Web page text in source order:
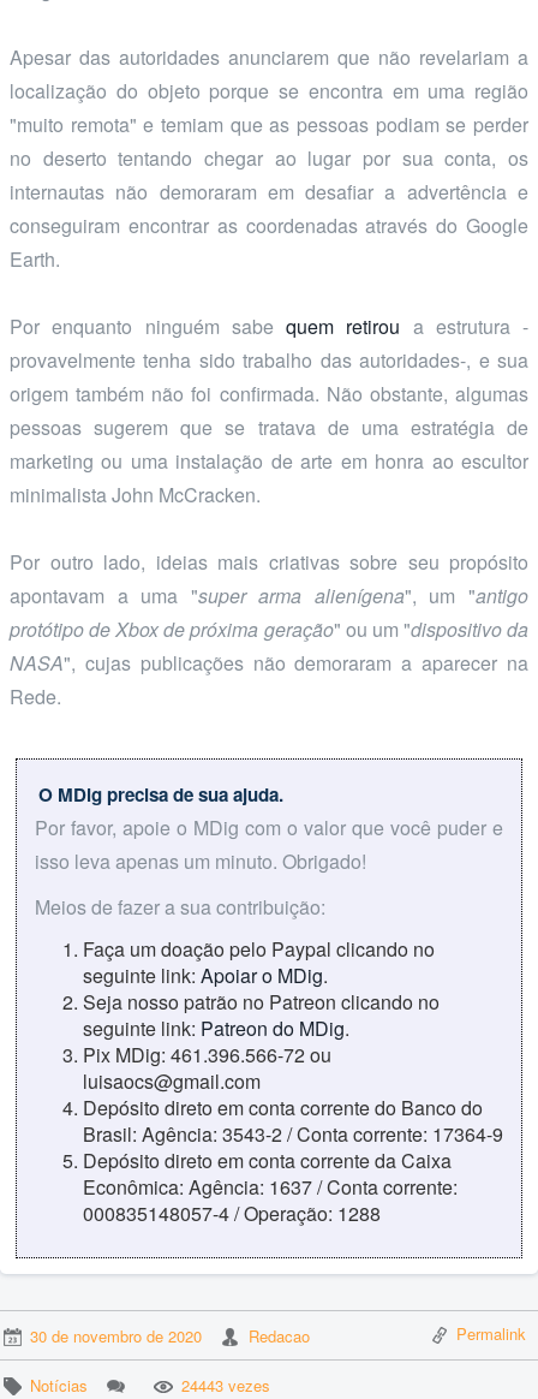
Apesar das autoridades anunciarem que não revelariam a
localização do objeto porque se encontra em uma região
"muito remota" e temiam que as pessoas podiam se perder
no deserto tentando chegar ao lugar por sua conta, os
internautas não demoraram em desafiar a advertência e
conseguiram encontrar as coordenadas através do Google
Earth.
Por enquanto ninguém sabe quem retirou a estrutura -
provavelmente tenha sido trabalho das autoridades-, e sua
origem também não foi confirmada. Não obstante, algumas
pessoas sugerem que se tratava de uma estratégia de
marketing ou uma instalação de arte em honra ao escultor
minimalista John McCracken.
Por outro lado, ideias mais criativas sobre seu propósito
apontavam a uma "super arma alienígena", um "antigo
protótipo de Xbox de próxima geração" ou um "dispositivo da
NASA", cujas publicações não demoraram a aparecer na
Rede.
O MDig precisa de sua ajuda.
Por favor, apoie o MDig com o valor que você puder e
isso leva apenas um minuto. Obrigado!
Meios de fazer a sua contribuição:
Faça um doação pelo Paypal clicando no
seguinte link: Apoiar o MDig.
Seja nosso patrão no Patreon clicando no
seguinte link: Patreon do MDig.
Pix MDig: 461.396.566-72 ou
luisaocs@gmail.com
Depósito direto em conta corrente do Banco do
Brasil: Agência: 3543-2 / Conta corrente: 17364-9
Depósito direto em conta corrente da Caixa
Econômica: Agência: 1637 / Conta corrente:
000835148057-4 / Operação: 1288
30 de novembro de 2020 Redacao Permalink
Notícias 24443 vezes